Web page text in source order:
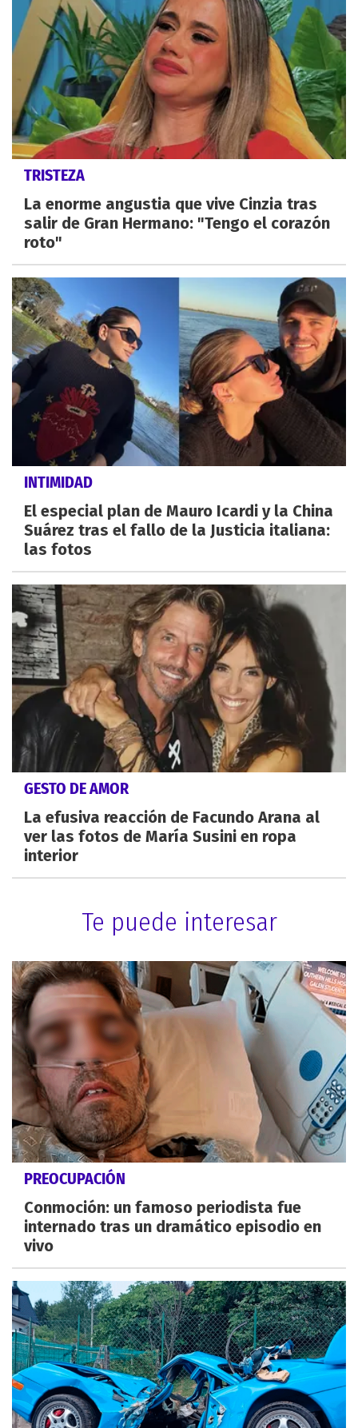
TRISTEZA
La enorme angustia que vive Cinzia tras
salir de Gran Hermano: "Tengo el corazón
roto"
INTIMIDAD
El especial plan de Mauro Icardi y la China
Suárez tras el fallo de la Justicia italiana:
las fotos
GESTO DE AMOR
La efusiva reacción de Facundo Arana al
ver las fotos de María Susini en ropa
interior
Te puede interesar
PREOCUPACIÓN
Conmoción: un famoso periodista fue
internado tras un dramático episodio en
vivo